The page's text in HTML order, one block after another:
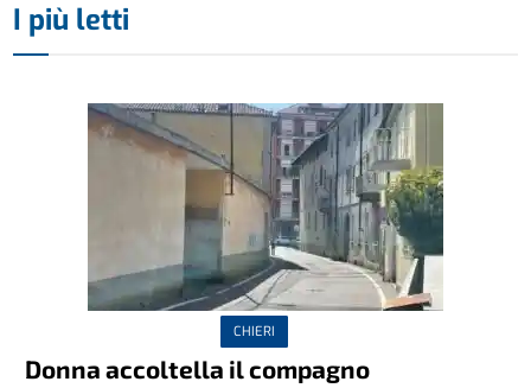
I più letti
CHIERI
Donna accoltella il compagno